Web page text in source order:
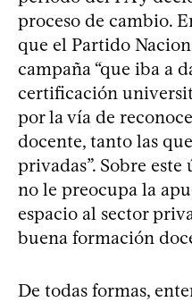
proceso de cambio.
que el Partido
campaña “que iba a
certificación
por la vía de
docente, tanto las
privadas”. Sobre
no le preocupa la
espacio al sector
buena formación
De todas formas,